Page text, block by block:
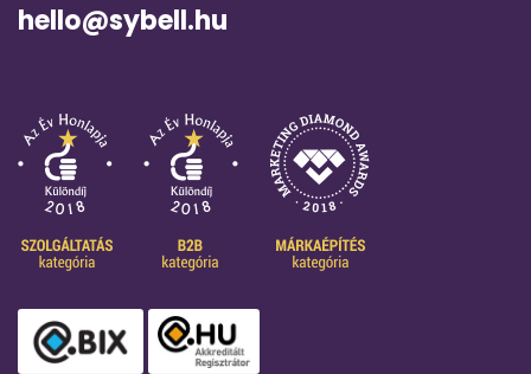
hello@sybell.hu